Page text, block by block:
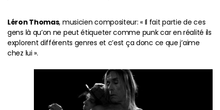
Léron Thomas, musicien compositeur: « Il fait partie de ces
gens là qu’on ne peut étiqueter comme punk car en réalité ils
explorent différents genres et c’est ça donc ce que j’aime
chez lui ».